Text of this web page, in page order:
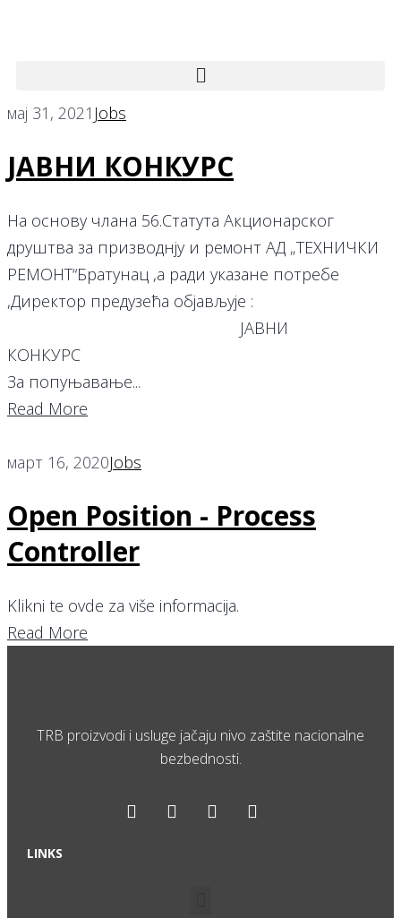
мај 31, 2021 Jobs
ЈАВНИ КОНКУРС
На основу члана 56.Статута Акционарског
друштва за призводнју и ремонт АД „ТЕХНИЧКИ
РЕМОНТ“Братунац ,а ради указане потребе
,Директор предузећа објављује :
ЈАВНИ
За попуњавање...
Read More
март 16, 2020Jobs
Open Position - Process
Controller
Klikni te ovde za više informacija.
Read More
TRB proizvodi i usluge jačaju nivo zaštite nacionalne
bezbednosti.
LINKS